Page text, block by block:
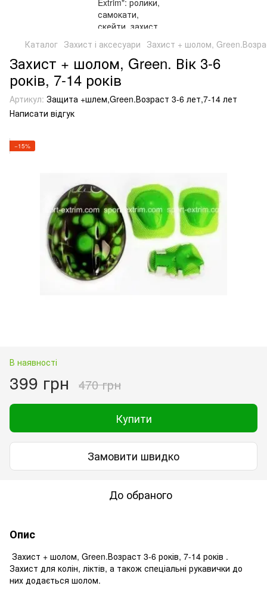
Каталог Захист і аксесуари Захист + шолом,
Захист + шолом, Green. Вік 3-6
років, 7-14 років
Артикул: Защита +шлем,Green.Возраст 3-6 лет,7-14 лет
Написати відгук
−15%
В наявності
399 грн 470 грн
Купити
Замовити швидко
До обраного
Опис
Захист + шолом, Green.Возраст 3-6 років, 7-14 років .
Захист для колін, ліктів, а також спеціальні рукавички до
них додається шолом.